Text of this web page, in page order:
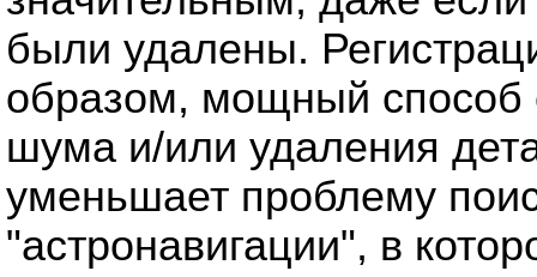
были удалены.
образом, мощный способ
шума и/или удаления
уменьшает проблему
"астронавигации", в